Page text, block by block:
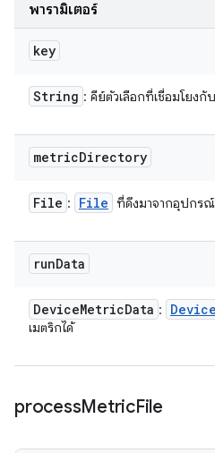
พารามิเตอร์
key
String : คีย์ตัวเลือกที่เชื่อมโยงกั
metricDirectory
File : File ที่ดึงมาจากอุปกร
runData
DeviceMetricData : Device
เมตริกได้
processMetricFile